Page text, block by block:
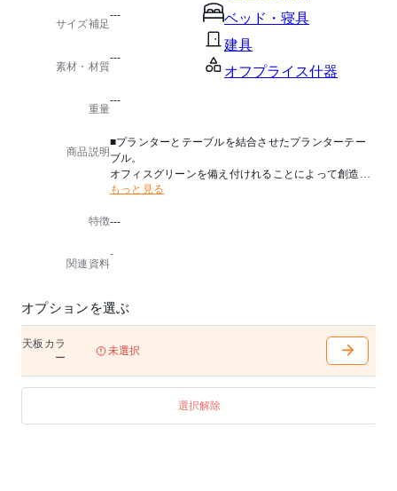
ベッド・寝具
建具
オフプライス什器
サイズ補足
---
素材・材質
---
重量
---
商品説明
■プランターとテーブルを結合させたプランターテー
ブル。
オフィスグリーンを備え付けれることによって創造性
や癒やし効果を演出します。
■配線ホール付
もっと見る
特徴---
関連資料
-
オプションを選ぶ
天板カラ
ー
未選択
選択解除